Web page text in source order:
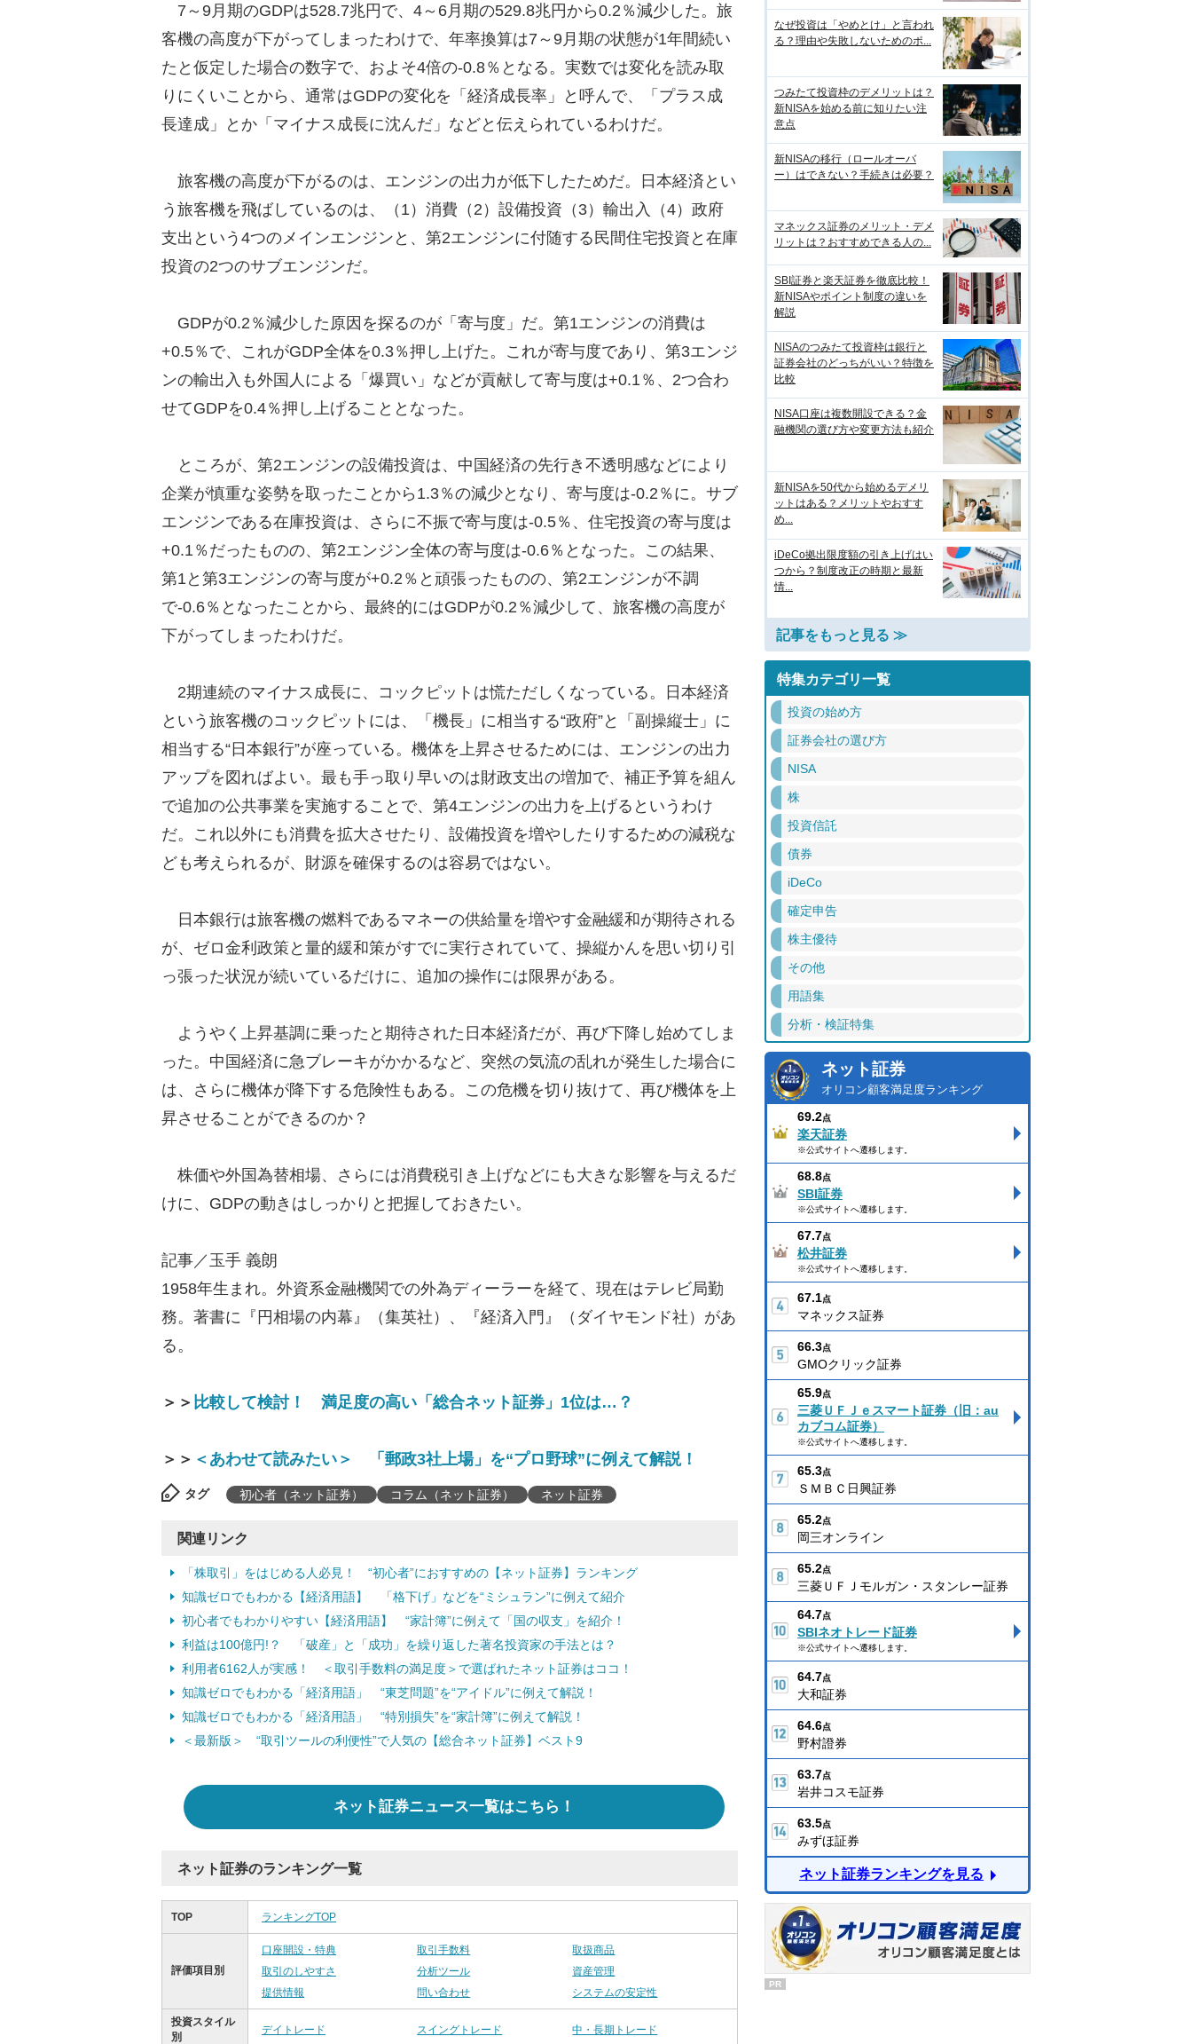
7～9月期のGDPは528.7兆円で、4～6月期の529.8兆円から0.2％減少した。旅
客機の高度が下がってしまったわけで、年率換算は7～9月期の状態が1年間続い
たと仮定した場合の数字で、およそ4倍の-0.8％となる。実数では変化を読み取
りにくいことから、通常はGDPの変化を「経済成長率」と呼んで、「プラス成
長達成」とか「マイナス成長に沈んだ」などと伝えられているわけだ。
旅客機の高度が下がるのは、エンジンの出力が低下したためだ。日本経済とい
う旅客機を飛ばしているのは、（1）消費（2）設備投資（3）輸出入（4）政府
支出という4つのメインエンジンと、第2エンジンに付随する民間住宅投資と在庫
投資の2つのサブエンジンだ。
GDPが0.2％減少した原因を探るのが「寄与度」だ。第1エンジンの消費は
+0.5％で、これがGDP全体を0.3％押し上げた。これが寄与度であり、第3エンジ
ンの輸出入も外国人による「爆買い」などが貢献して寄与度は+0.1％、2つ合わ
せてGDPを0.4％押し上げることとなった。
ところが、第2エンジンの設備投資は、中国経済の先行き不透明感などにより
企業が慎重な姿勢を取ったことから1.3％の減少となり、寄与度は-0.2％に。サブ
エンジンである在庫投資は、さらに不振で寄与度は-0.5％、住宅投資の寄与度は
+0.1％だったものの、第2エンジン全体の寄与度は-0.6％となった。この結果、
第1と第3エンジンの寄与度が+0.2％と頑張ったものの、第2エンジンが不調
で-0.6％となったことから、最終的にはGDPが0.2％減少して、旅客機の高度が
下がってしまったわけだ。
2期連続のマイナス成長に、コックピットは慌ただしくなっている。日本経済
という旅客機のコックピットには、「機長」に相当する“政府”と「副操縦士」に
相当する“日本銀行”が座っている。機体を上昇させるためには、エンジンの出力
アップを図ればよい。最も手っ取り早いのは財政支出の増加で、補正予算を組ん
で追加の公共事業を実施することで、第4エンジンの出力を上げるというわけ
だ。これ以外にも消費を拡大させたり、設備投資を増やしたりするための減税な
ども考えられるが、財源を確保するのは容易ではない。
日本銀行は旅客機の燃料であるマネーの供給量を増やす金融緩和が期待される
が、ゼロ金利政策と量的緩和策がすでに実行されていて、操縦かんを思い切り引
っ張った状況が続いているだけに、追加の操作には限界がある。
ようやく上昇基調に乗ったと期待された日本経済だが、再び下降し始めてしま
った。中国経済に急ブレーキがかかるなど、突然の気流の乱れが発生した場合に
は、さらに機体が降下する危険性もある。この危機を切り抜けて、再び機体を上
昇させることができるのか？
株価や外国為替相場、さらには消費税引き上げなどにも大きな影響を与えるだ
けに、GDPの動きはしっかりと把握しておきたい。
記事／玉手 義朗
1958年生まれ。外資系金融機関での外為ディーラーを経て、現在はテレビ局勤
務。著書に『円相場の内幕』（集英社）、『経済入門』（ダイヤモンド社）があ
る。
＞＞ 比較して検討！ 満足度の高い「総合ネット証券」1位は…？
＞＞ ＜あわせて読みたい＞ 「郵政3社上場」を“プロ野球”に例えて解説！
タグ 初心者（ネット証券） コラム（ネット証券） ネット証券
関連リンク
「株取引」をはじめる人必見！ “初心者”におすすめの【ネット証券】ランキング
知識ゼロでもわかる【経済用語】 「格下げ」などを“ミシュラン”に例えて紹介
初心者でもわかりやすい【経済用語】 “家計簿”に例えて「国の収支」を紹介！
利益は100億円!？ 「破産」と「成功」を繰り返した著名投資家の手法とは？
利用者6162人が実感！ ＜取引手数料の満足度＞で選ばれたネット証券はココ！
知識ゼロでもわかる「経済用語」 “東芝問題”を“アイドル”に例えて解説！
知識ゼロでもわかる「経済用語」 “特別損失”を“家計簿”に例えて解説！
＜最新版＞ “取引ツールの利便性”で人気の【総合ネット証券】ベスト9
ネット証券ニュース一覧はこちら！
ネット証券のランキング一覧
TOP ランキングTOP
評価項目別
口座開設・特典 取引手数料
取扱商品
取引のしやすさ
分析ツール
資産管理
提供情報
問い合わせ システムの安定性
投資スタイル
別
デイトレード スイングトレード 中・長期トレード
なぜ投資は「やめとけ」と言われ
る？理由や失敗しないためのポ...
つみたて投資枠のデメリットは？
新NISAを始める前に知りたい注
意点
新NISAの移行（ロールオーバ
ー）はできない？手続きは必要？
マネックス証券のメリット・デメ
リットは？おすすめできる人の...
SBI証券と楽天証券を徹底比較！
新NISAやポイント制度の違いを
解説
NISAのつみたて投資枠は銀行と
証券会社のどっちがいい？特徴を
比較
NISA口座は複数開設できる？金
融機関の選び方や変更方法も紹介
新NISAを50代から始めるデメリ
ットはある？メリットやおすす
め...
iDeCo拠出限度額の引き上げはい
つから？制度改正の時期と最新
情...
記事をもっと見る ≫
特集カテゴリ一覧
投資の始め方
証券会社の選び方
NISA
株
投資信託
債券
iDeCo
確定申告
株主優待
その他
用語集
分析・検証特集
ネット証券
オリコン顧客満足度ランキング
69.2点
楽天証券
※公式サイトへ遷移します。
68.8点
SBI証券
※公式サイトへ遷移します。
67.7点
松井証券
※公式サイトへ遷移します。
67.1点
マネックス証券
66.3点
GMOクリック証券
65.9点
三菱ＵＦＪｅスマート証券（旧：au
カブコム証券）
※公式サイトへ遷移します。
65.3点
ＳＭＢＣ日興証券
65.2点
岡三オンライン
65.2点
三菱ＵＦＪモルガン・スタンレー証券
64.7点
SBIネオトレード証券
※公式サイトへ遷移します。
64.7点
大和証券
64.6点
野村證券
63.7点
岩井コスモ証券
63.5点
みずほ証券
ネット証券ランキングを見る
PR